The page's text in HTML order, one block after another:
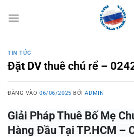
qua
TIN TỨC
Đặt DV thuê chú rể –
ĐĂNG VÀO06/06/2025 BỞIADMIN
Giải Pháp Thuê Bố Mẹ
Hàng Đầu Tại TP.HCM –